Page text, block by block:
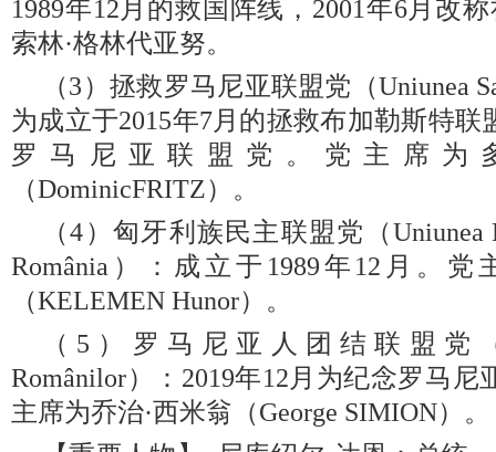
1989年12月的救国阵线，2001年6月改
索林·格林代亚努。
（3）拯救罗马尼亚联盟党（Uniunea
为成立于2015年7月的拯救布加勒斯特联
罗马尼亚联盟党。党主席为
（DominicFRITZ）。
（4）匈牙利族民主联盟党（Uniunea
România）：成立于1989年12月。
（KELEMEN Hunor）。
（5）罗马尼亚人团结联盟党（
Românilor）：2019年12月为纪念罗马尼
主席为乔治·西米翁（George SIMION）。